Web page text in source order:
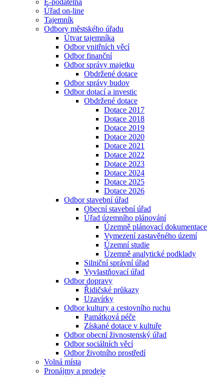
E-podatelna
Úřad on-line
Tajemník
Odbory městského úřadu
Útvar tajemníka
Odbor vnitřních věcí
Odbor finanční
Odbor správy majetku
Obdržené dotace
Odbor správy budov
Odbor dotací a investic
Obdržené dotace
Dotace 2017
Dotace 2018
Dotace 2019
Dotace 2020
Dotace 2021
Dotace 2022
Dotace 2023
Dotace 2024
Dotace 2025
Dotace 2026
Odbor stavební úřad
Obecní stavební úřad
Úřad územního plánování
Územně plánovací dokumentace
Vymezení zastavěného území
Územní studie
Územně analytické podklady
Silniční správní úřad
Vyvlastňovací úřad
Odbor dopravy
Řidičské průkazy
Uzavírky
Odbor kultury a cestovního ruchu
Památková péče
Získané dotace v kultuře
Odbor obecní živnostenský úřad
Odbor sociálních věcí
Odbor životního prostředí
Volná místa
Pronájmy a prodeje